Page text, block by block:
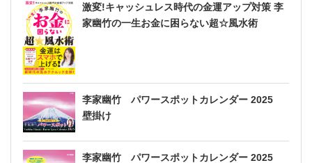
激変!キャッシュレス時代の金運アップ対策 李
家幽竹の一生お金に困らない超☆風水術
李家幽竹 パワースポットカレンダー 2025
壁掛け
李家幽竹 パワースポットカレンダー 2025